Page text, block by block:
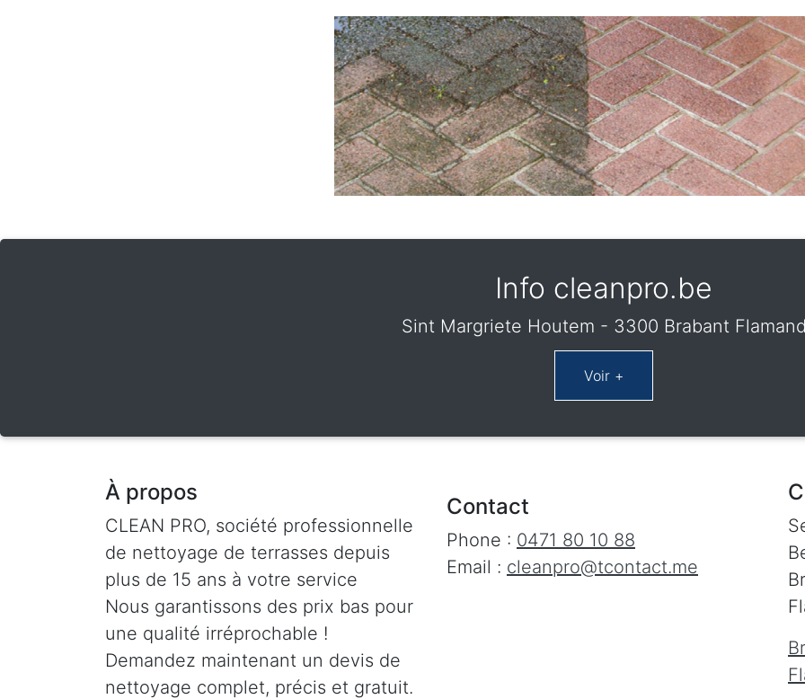
Info cleanpro.be
Sint Margriete Houtem - 3300 Brabant Flamand
À propos
CLEAN PRO, société professionnelle
de nettoyage de terrasses depuis
plus de 15 ans à votre service
Nous garantissons des prix bas pour
une qualité irréprochable !
Demandez maintenant un devis de
nettoyage complet, précis et gratuit.
Contact
Phone : 0471 80 10 88
Email : cleanpro@tcontact.me